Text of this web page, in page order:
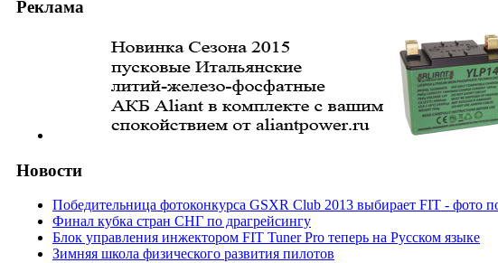
Реклама
Новости
Победительница фотоконкурса GSXR Club 2013 выбирает FIT - фото
Финал кубка стран СНГ по драгрейсингу
Блок управления инжектором FIT Tuner Pro теперь на Русском языке
Зимняя школа физического развития пилотов